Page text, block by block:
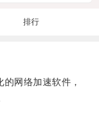
排行
网络加速软件，